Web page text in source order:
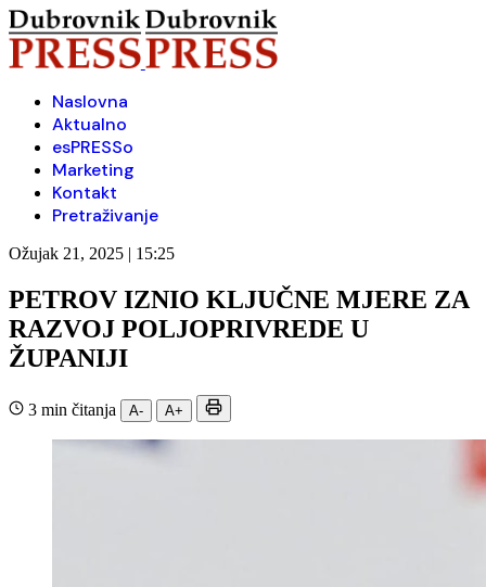
Naslovna
Aktualno
esPRESSo
Marketing
Kontakt
Pretraživanje
Ožujak 21, 2025 | 15:25
PETROV IZNIO KLJUČNE MJERE ZA
RAZVOJ POLJOPRIVREDE U
ŽUPANIJI
3 min čitanja A- A+